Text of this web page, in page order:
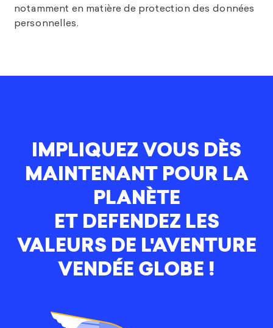
notamment en matière de protection des données
personnelles.
IMPLIQUEZ VOUS DÈS
MAINTENANT POUR LA
PLANÈTE
ET DEFENDEZ LES
VALEURS DE L'AVENTURE
VENDÉE GLOBE !